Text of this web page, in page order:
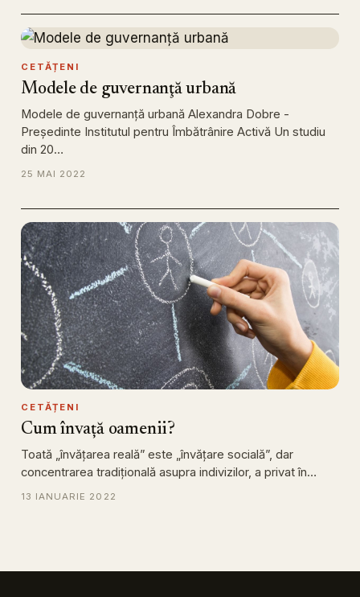
CETĂȚENI
Modele de guvernanţă urbană
Modele de guvernanţă urbană Alexandra Dobre -
Președinte Institutul pentru Îmbătrânire Activă Un studiu
din 20…
25 MAI 2022
CETĂȚENI
Cum învață oamenii?
Toată „învățarea reală” este „învățare socială”, dar
concentrarea tradițională asupra indivizilor, a privat în…
13 IANUARIE 2022